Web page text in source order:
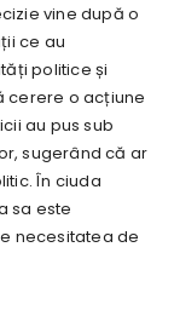
vine după o
ce au
politice și
cerere o acțiune
au pus sub
sugerând că ar
În ciuda
sa este
necesitatea de